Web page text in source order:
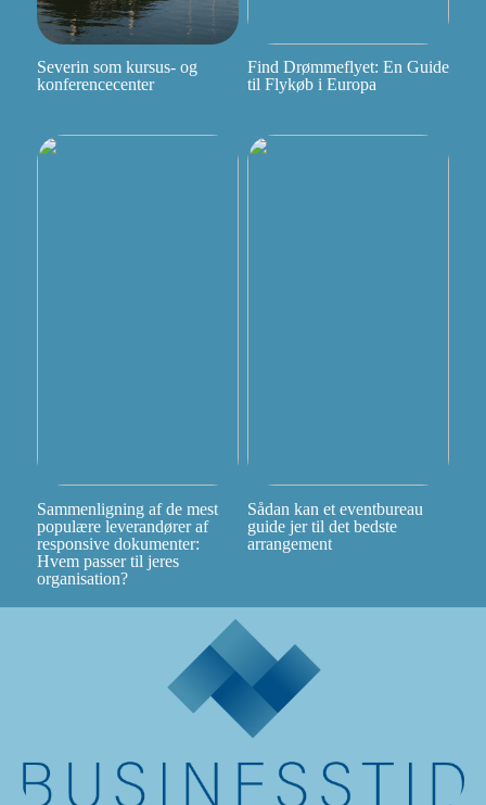
Severin som kursus- og
konferencecenter
Find Drømmeflyet: En Guide
til Flykøb i Europa
Sammenligning af de mest
populære leverandører af
responsive dokumenter:
Hvem passer til jeres
organisation?
Sådan kan et eventbureau
guide jer til det bedste
arrangement